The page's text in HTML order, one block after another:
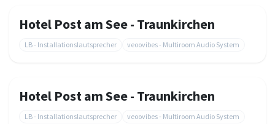
Hotel Post am See - Traunkirchen
LB - Installationslautsprecher veoovibes - Multiroom Audio System
Hotel Post am See - Traunkirchen
LB - Installationslautsprecher veoovibes - Multiroom Audio System